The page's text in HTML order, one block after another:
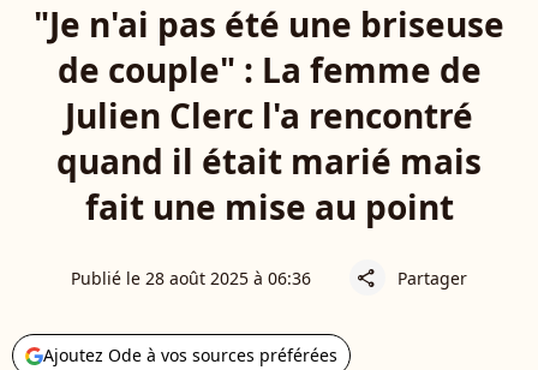
"Je n'ai pas été une briseuse
de couple" : La femme de
Julien Clerc l'a rencontré
quand il était marié mais
fait une mise au point
Publié le 28 août 2025 à 06:36 share Partager
Ajoutez Ode à vos sources préférées